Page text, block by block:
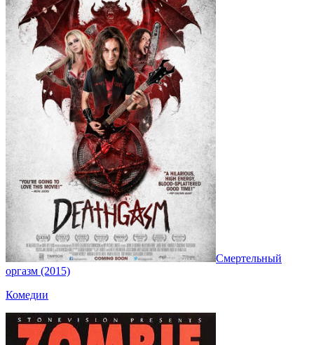
Смертельный
оргазм (2015)
Комедии